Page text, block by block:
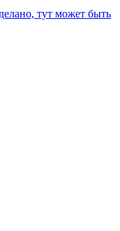
тут может быть